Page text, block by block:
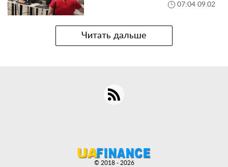
07:04 09.02
Читать дальше
© 2018 - 2026